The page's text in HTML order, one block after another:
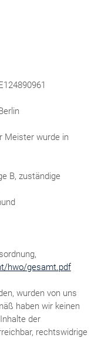
Meister wurde in
B, zuständige
hwo/gesamt.pdf
wurden von uns
haben wir keinen
der
rechtswidrige